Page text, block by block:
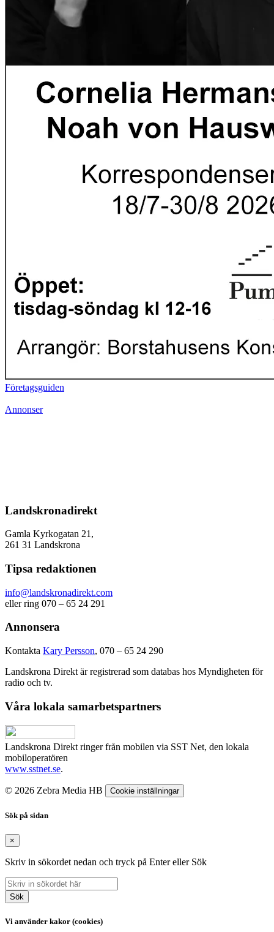
Företagsguiden
Annonser
Landskronadirekt
Gamla Kyrkogatan 21,
261 31 Landskrona
Tipsa redaktionen
info@landskronadirekt.com
eller ring 070 – 65 24 291
Annonsera
Kontakta Kary Persson, 070 – 65 24 290
Landskrona Direkt är registrerad som databas hos Myndigheten för
radio och tv.
Våra lokala samarbetspartners
Landskrona Direkt ringer från mobilen via SST Net, den lokala
mobiloperatören
www.sstnet.se.
© 2026 Zebra Media HB Cookie inställningar
Sök på sidan
×
Skriv in sökordet nedan och tryck på Enter eller Sök
Sök
Vi använder kakor (cookies)